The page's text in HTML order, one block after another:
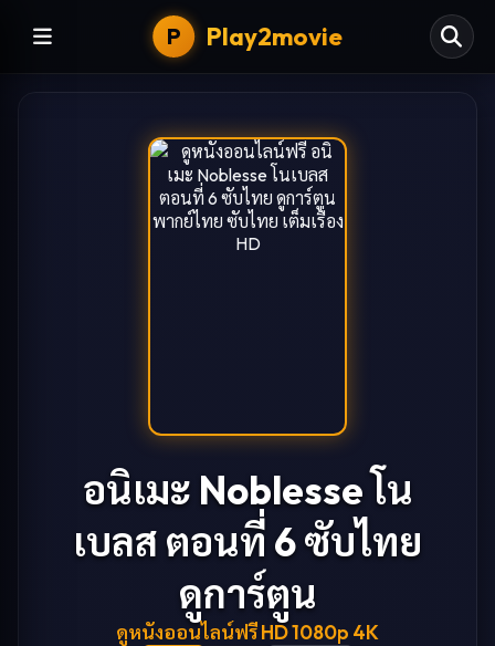
P Play2movie
อนิเมะ Noblesse โน
เบลส ตอนที่ 6 ซับไทย
ดูการ์ตูน
ดูหนังออนไลน์ฟรี HD 1080p 4K